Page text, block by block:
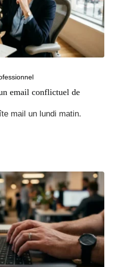
email conflictuel de
mail un lundi matin.